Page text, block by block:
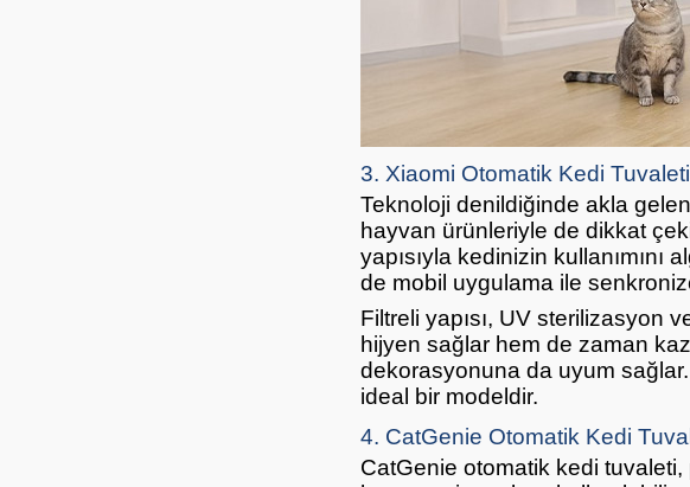
3. Xiaomi Otomatik Kedi Tuvaleti
Teknoloji denildiğinde akla
hayvan ürünleriyle de dikkat
yapısıyla kedinizin kullanımını
de mobil uygulama ile
Filtreli yapısı, UV sterilizasyon
hijyen sağlar hem de zaman
dekorasyonuna da uyum
ideal bir modeldir.
4. CatGenie Otomatik Kedi
CatGenie otomatik kedi